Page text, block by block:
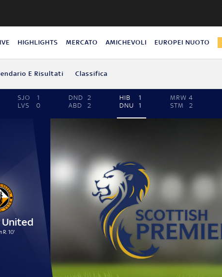
HIGHLIGHTS MERCATO AMICHEVOLI EUROPEI NUOTO
E Risultati Classifica
SJO
1
LVS
0
DND
2
ABD
2
HIB
1
DNU
1
MRW 4
STM
2
United
R. 10'